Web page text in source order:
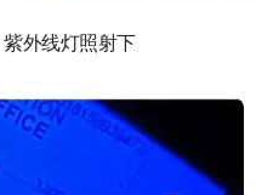
外线灯照射下